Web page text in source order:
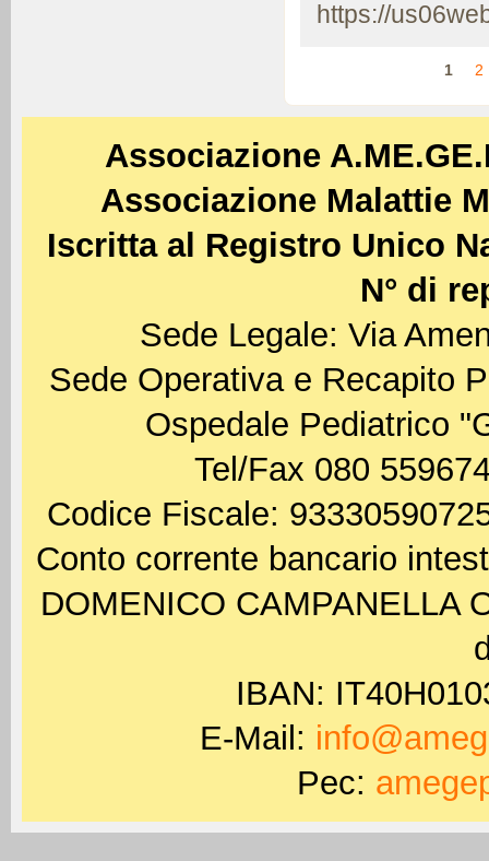
https://
1 2
Associazione
Associazione Malattie
Iscritta al Registro Unico
N° di
Sede Legale: Via
Sede Operativa e Recapito
Ospedale Pediatrico
Tel/Fax 080
Codice Fiscale:
Conto corrente bancario
DOMENICO CAMPANELLA
IBAN:
E-Mail:
Pec: